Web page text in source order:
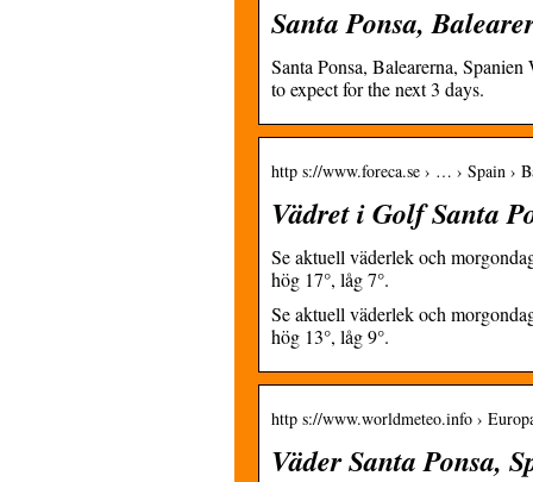
Santa Ponsa,
Santa Ponsa, Balearerna,
to expect for the next 3 days.
http s://www.foreca.se › … › Spain ›
Vädret i Golf Santa
Se aktuell väderlek och
hög 17°, låg 7°.
Se aktuell väderlek och
hög 13°, låg 9°.
http s://www.worldmeteo.info ›
Väder Santa Ponsa,